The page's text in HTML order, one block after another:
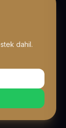
dahil.